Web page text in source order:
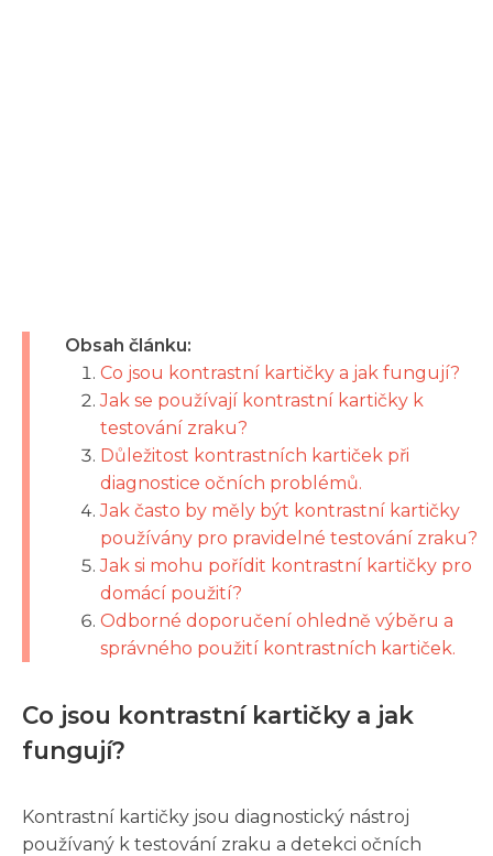
Obsah článku:
Co jsou kontrastní kartičky a jak fungují?
Jak se používají kontrastní kartičky k
testování zraku?
Důležitost kontrastních kartiček při
diagnostice očních problémů.
Jak často by měly být kontrastní kartičky
používány pro pravidelné testování zraku?
Jak si mohu pořídit kontrastní kartičky pro
domácí použití?
Odborné doporučení ohledně výběru a
správného použití kontrastních kartiček.
Co jsou kontrastní kartičky a jak
fungují?
Kontrastní kartičky jsou diagnostický nástroj
používaný k testování zraku a detekci očních